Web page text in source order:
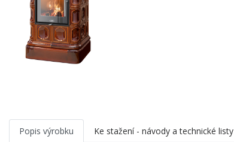
Popis výrobku Ke stažení - návody a technické listy